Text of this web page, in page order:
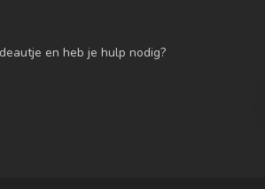
en heb je hulp nodig?